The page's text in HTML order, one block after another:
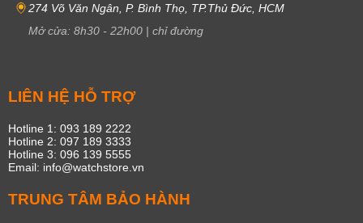
274 Võ Văn Ngân, P. Bình Thọ, TP.Thủ Đức, HCM
Mở cửa: 8h30 - 22h00 | chỉ đường
LIÊN HỆ HỖ TRỢ
Hotline 1: 093 189 2222
Hotline 2: 097 189 3333
Hotline 3: 096 139 5555
Email: info@watchstore.vn
TRUNG TÂM BẢO HÀNH